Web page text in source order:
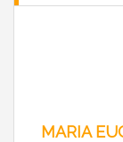
MARIA